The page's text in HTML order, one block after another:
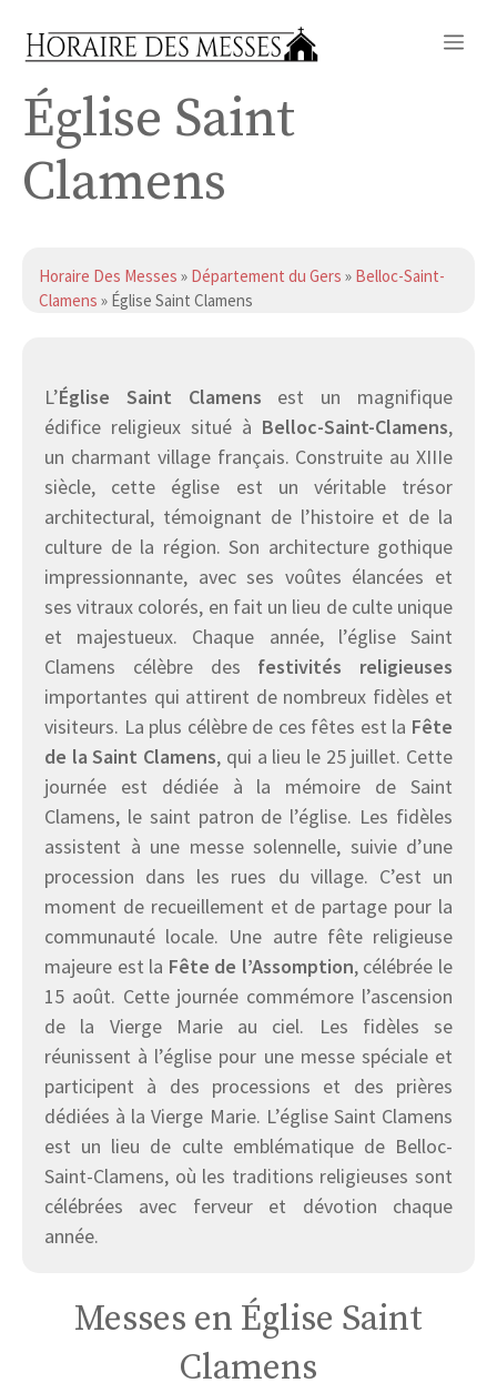
Église Saint
Clamens
Horaire Des Messes » Département du Gers » Belloc-Saint-
Clamens » Église Saint Clamens
L’Église Saint Clamens est un magnifique
édifice religieux situé à Belloc-Saint-Clamens,
un charmant village français. Construite au XIIIe
siècle, cette église est un véritable trésor
architectural, témoignant de l’histoire et de la
culture de la région. Son architecture gothique
impressionnante, avec ses voûtes élancées et
ses vitraux colorés, en fait un lieu de culte unique
et majestueux. Chaque année, l’église Saint
Clamens célèbre des festivités religieuses
importantes qui attirent de nombreux fidèles et
visiteurs. La plus célèbre de ces fêtes est la Fête
de la Saint Clamens, qui a lieu le 25 juillet. Cette
journée est dédiée à la mémoire de Saint
Clamens, le saint patron de l’église. Les fidèles
assistent à une messe solennelle, suivie d’une
procession dans les rues du village. C’est un
moment de recueillement et de partage pour la
communauté locale. Une autre fête religieuse
majeure est la Fête de l’Assomption, célébrée le
15 août. Cette journée commémore l’ascension
de la Vierge Marie au ciel. Les fidèles se
réunissent à l’église pour une messe spéciale et
participent à des processions et des prières
dédiées à la Vierge Marie. L’église Saint Clamens
est un lieu de culte emblématique de Belloc-
Saint-Clamens, où les traditions religieuses sont
célébrées avec ferveur et dévotion chaque
année.
Messes en Église Saint
Clamens